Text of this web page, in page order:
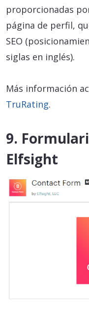
proporcionadas
página de perfil,
SEO
siglas en inglés).
Más información
TruRating.
9.
Elfsight